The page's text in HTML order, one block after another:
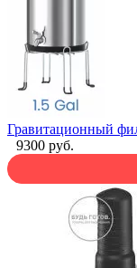
Гравитационный
9300 руб.